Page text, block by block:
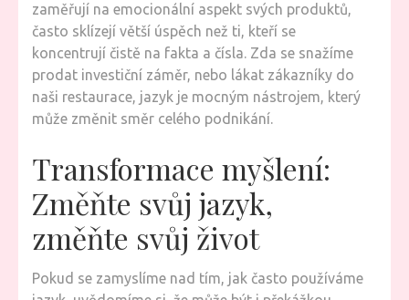
zaměřují na emocionální aspekt svých produktů,
často sklízejí větší úspěch než ti, kteří se
koncentrují čistě na fakta a čísla. Zda se snažíme
prodat investiční záměr, nebo lákat zákazníky do
naši restaurace, jazyk je mocným nástrojem, který
může změnit směr celého podnikání.
Transformace myšlení:
Změňte svůj jazyk,
změňte svůj život
Pokud se zamyslíme nad tím, jak často používáme